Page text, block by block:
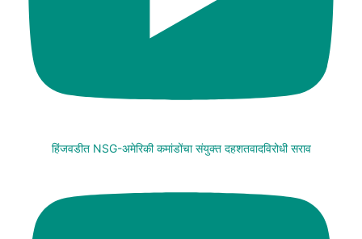
हिंजवडीत NSG-अमेरिकी कमांडोंचा संयुक्त दहशतवादविरोधी सराव